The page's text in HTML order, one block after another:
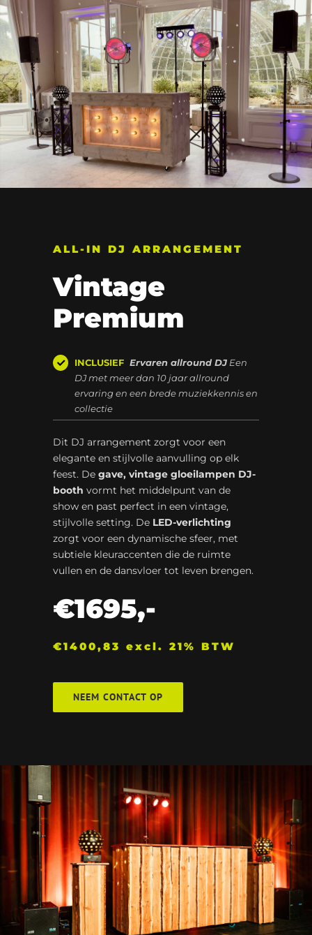
ALL-IN DJ ARRANGEMENT
Vintage
Premium
INCLUSIEF Ervaren allround DJ Een
DJ met meer dan 10 jaar allround
ervaring en een brede muziekkennis en
collectie
Dit DJ arrangement zorgt voor een
elegante en stijlvolle aanvulling op elk
feest. Degave, vintage gloeilampen DJ-
booth vormt het middelpunt van de
show en past perfect in een vintage,
stijlvolle setting. De LED-verlichting
zorgt voor een dynamische sfeer, met
subtiele kleuraccenten die de ruimte
vullen en de dansvloer tot leven brengen.
€1695,-
€1400,83 excl. 21% BTW
NEEM CONTACT OP